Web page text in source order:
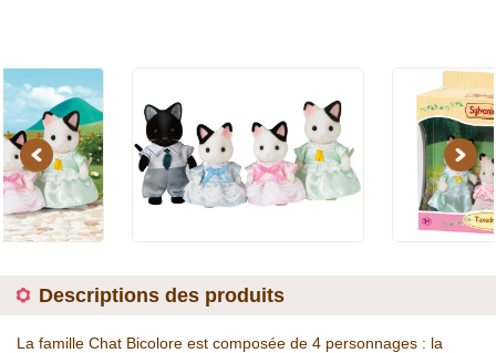
Previous Next
Descriptions des produits
La famille Chat Bicolore est composée de 4 personnages : la